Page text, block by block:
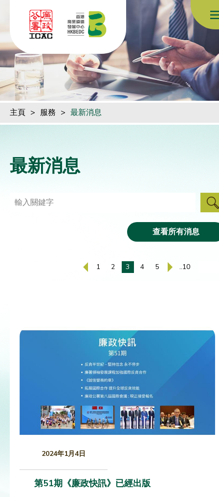
跳到內容（按回車鍵）
主頁 > 服務 > 最新消息
最新消息
查看所有消息
1 2 3 4 5 ..10
2024年1月4日
第51期《廉政快訊》已經出版